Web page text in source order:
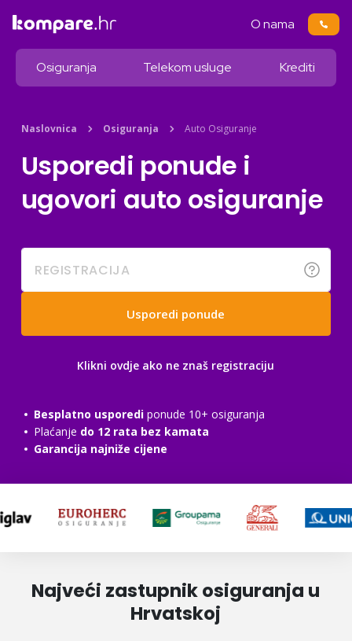
Osiguranja Telekom usluge Krediti
O nama
Naslovnica Osiguranja Auto Osiguranje
Usporedi ponude i
ugovori auto osiguranje
Usporedi ponude
Klikni ovdje ako ne znaš registraciju
Besplatno usporediponude 10+ osiguranja
Plaćanje do 12 rata bez kamata
Garancija najniže cijene
Najveći zastupnik osiguranja u
Hrvatskoj